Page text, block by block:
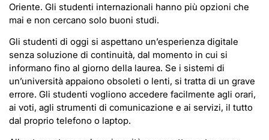
Oriente. Gli studenti internazionali hanno più opzioni che
mai e non cercano solo buoni studi.
Gli studenti di oggi si aspettano un’esperienza digitale
senza soluzione di continuità, dal momento in cui si
informano fino al giorno della laurea. Se i sistemi di
un’università appaiono obsoleti o lenti, si tratta di un grave
errore. Gli studenti vogliono accedere facilmente agli orari,
ai voti, agli strumenti di comunicazione e ai servizi, il tutto
dal proprio telefono o laptop.